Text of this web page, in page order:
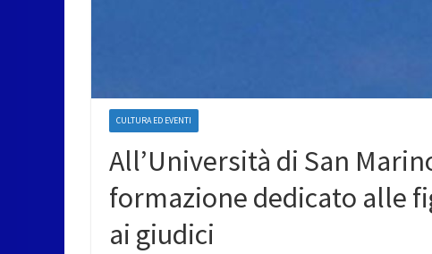
CULTURA ED EVENTI
All’Università di San
formazione dedicato alle
ai giudici